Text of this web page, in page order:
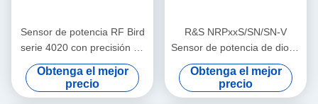
Sensor de potencia RF Bird
serie 4020 con precisión de
±3 % y calibración rastreable
por NIST para aplicaciones
de 100 kHz a 3 GHz
Obtenga el mejor
precio
R&S NRPxxS/SN/SN-V
Sensor de potencia de diodo
de tres vías con control USB
y LAN de 50 MHz a 50 GHz
Obtenga el mejor
precio